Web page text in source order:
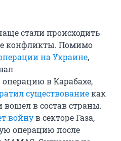
стали происходить
конфликты. Помимо
на Украине,
в Карабахе,
существованиекак
в состав страны.
войнув секторе Газа,
операцию после